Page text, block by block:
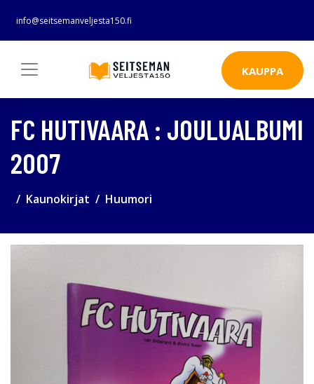
info@seitsemanveljesta150.fi
KAUPPA
FC HUTIVAARA : JOULUALBUMI
2007
Kaunokirjat Huumori